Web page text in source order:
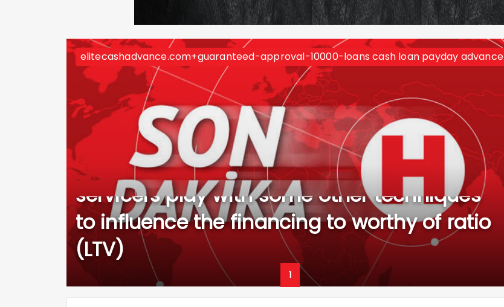
elitecashadvance.com+guaranteed-approval-10000-loans cash loan payday advance
Different lenders and you can mortgage
servicers play with some other techniques
to influence the financing to worthy of ratio
(LTV)
1